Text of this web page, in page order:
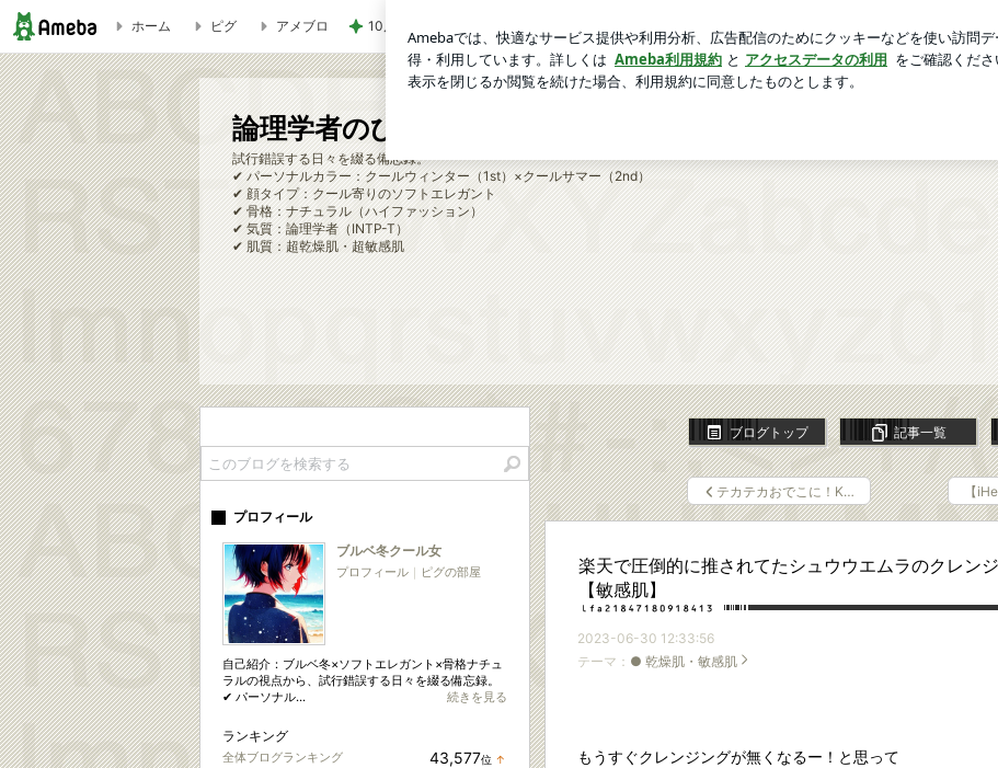
楽天で圧倒的に推されてたシュウウエムラのクレンジング使ってみた【乾燥肌】【敏感肌】 | 論理学者のひとりごと | ブルベ
ホーム ピグ アメブロ 10店舗達成したのにまさかの失敗 ログイ
論理学者のひとりごと | ブルベ冬夏の試行錯誤録
試行錯誤する日々を綴る備忘録。
✔ パーソナルカラー：クールウィンター（1st）×クールサマー（2nd）
✔ 顔タイプ：クール寄りのソフトエレガント
✔ 骨格：ナチュラル（ハイファッション）
✔ 気質：論理学者（INTP-T）
✔ 肌質：超乾燥肌・超敏感肌
ブログトップ 記事一覧
テカテカおでこに！K… 【
楽天で圧倒的に推されてたシュウウエムラのクレン
【敏感肌】
2023-06-30 12:33:56
テーマ： ● 乾燥肌・敏感肌
もうすぐクレンジングが無くなるー！と思って
プロフィール
ブルベ冬クール女
プロフィール ｜ ピグの部屋
自己紹介：ブルベ冬×ソフトエレガント×骨格ナチュ
ラルの視点から、試行錯誤する日々を綴る備忘録。
✔ パーソナル...
続きを見る
ランキング
全体ブログランキング 43,577位 ↑